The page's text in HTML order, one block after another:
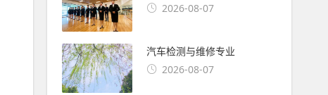
2026-08-07
汽车检测与维修专业
2026-08-07